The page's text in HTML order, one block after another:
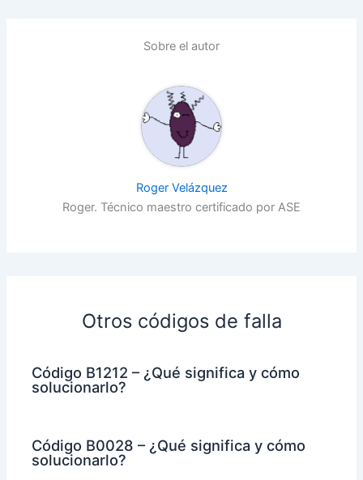
Sobre el autor
Roger Velázquez
Roger. Técnico maestro certificado por ASE
Otros códigos de falla
Código B1212 – ¿Qué significa y cómo
solucionarlo?
Código B0028 – ¿Qué significa y cómo
solucionarlo?